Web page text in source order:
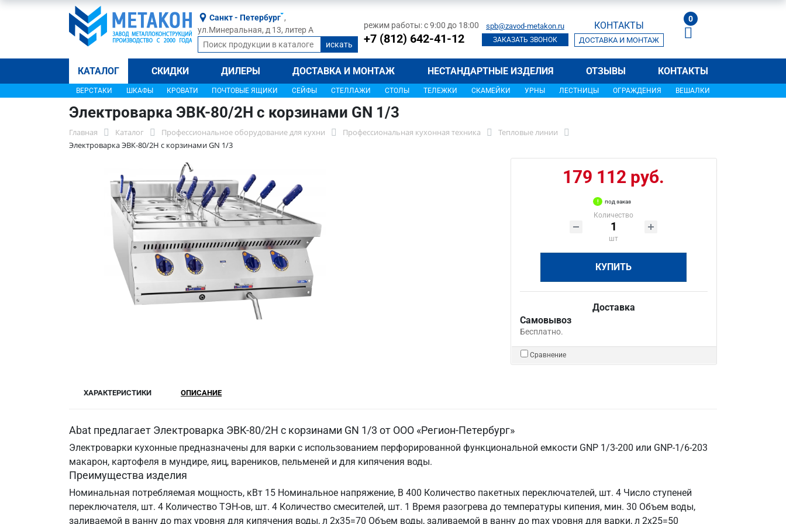
Санкт - Петербург ,
ул.Минеральная, д 13, литер А
режим работы: с 9:00 до 18:00
+7 (812) 642-41-12
spb@zavod-metakon.ru
ЗАКАЗАТЬ ЗВОНОК
КОНТАКТЫ
ДОСТАВКА И МОНТАЖ
0
КАТАЛОГ СКИДКИ ДИЛЕРЫ ДОСТАВКА И МОНТАЖ НЕСТАНДАРТНЫЕ ИЗДЕЛИЯ ОТЗЫВЫ КОНТАКТЫ
ВЕРСТАКИ ШКАФЫ КРОВАТИ ПОЧТОВЫЕ ЯЩИКИ СЕЙФЫ СТЕЛЛАЖИ СТОЛЫ ТЕЛЕЖКИ СКАМЕЙКИ УРНЫ ЛЕСТНИЦЫ ОГРАЖДЕНИЯ ВЕШАЛКИ
Электроварка ЭВК-80/2Н с корзинами GN 1/3
Главная Каталог Профессиональное оборудование для кухни Профессиональная кухонная техника
Тепловые линии
Электроварка ЭВК-80/2Н с корзинами GN 1/3
179 112 руб.
под заказ
Количество
шт
КУПИТЬ
Доставка
Самовывоз
Бесплатно.
Сравнение
ХАРАКТЕРИСТИКИ ОПИСАНИЕ
Abat предлагает Электроварка ЭВК-80/2Н с корзинами GN 1/3 от ООО «Регион-Петербург»
Электроварки кухонные предназначены для варки с использованием перфорированной функциональной емкости GNP 1/3-200 или GNP-1/6-203
макарон, картофеля в мундире, яиц, вареников, пельменей и для кипячения воды.
Преимущества изделия
Номинальная потребляемая мощность, кВт 15 Номинальное напряжение, В 400 Количество пакетных переключателей, шт. 4 Число ступеней
переключателя, шт. 4 Количество ТЭН-ов, шт. 4 Количество смесителей, шт. 1 Время разогрева до температуры кипения, мин. 30 Объем воды,
заливаемой в ванну до max уровня для кипячения воды, л 2x35=70 Объем воды, заливаемой в ванну до max уровня для варки, л 2x25=50